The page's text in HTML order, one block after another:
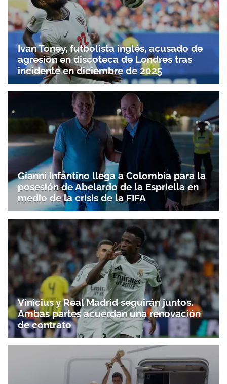
Ivan Toney, futbolista inglés, acusado de
agresión en discoteca de Londres tras
incidente en diciembre de 2025
Gianni Infantino llega a Colombia para la
posesión de Abelardo de la Espriella en
medio de la crisis de la FIFA
Vinicius y Real Madrid seguirán juntos.
Ambas partes acuerdan una renovación
de contrato